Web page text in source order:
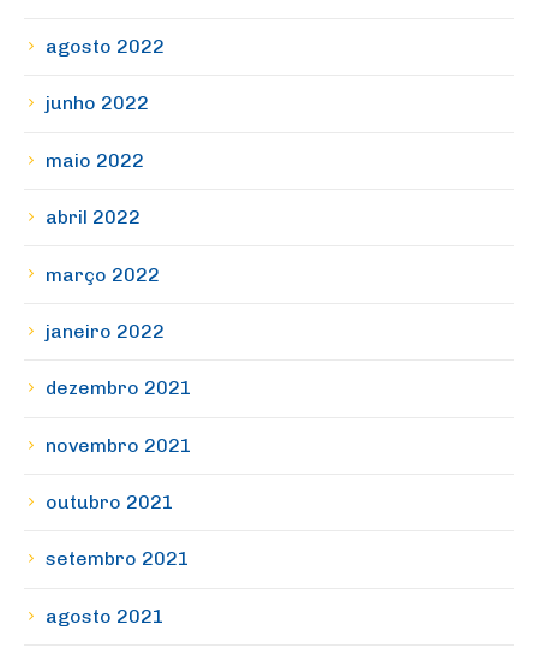
agosto 2022
junho 2022
maio 2022
abril 2022
março 2022
janeiro 2022
dezembro 2021
novembro 2021
outubro 2021
setembro 2021
agosto 2021